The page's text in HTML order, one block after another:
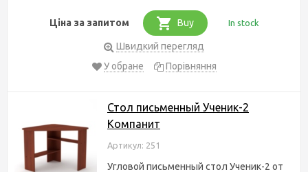
Ціна за запитом Buy In stock
Швидкий перегляд
У обране
Порівняння
Стол письменный Ученик-2
Компанит
Артикул: 251
Угловой письменный стол Ученик-2 от